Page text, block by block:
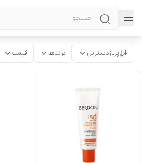
پربازدیدترین برندها قیمت